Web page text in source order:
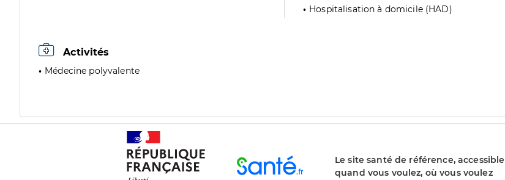
Hospitalisation à domicile (HAD)
Activités
Médecine polyvalente
Le site santé de référence, accessible
quand vous voulez, où vous voulez